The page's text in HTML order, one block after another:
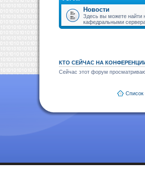
Новости
Здесь вы можете найти
кафедральными
КТО СЕЙЧАС НА
Сейчас этот форум